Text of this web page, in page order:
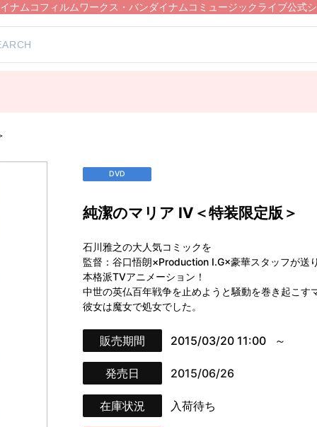
ナムコフィルムワークス・バンダイナムコミュージックライブ公式
DVD
純潔のマリア Ⅳ＜特装限定版＞
石川雅之の大人気コミックを
監督：谷口悟朗×Production I.G×豪華スタッフが送
本格派TVアニメーション！
中世の英仏百年戦争を止めようと騒動を巻き起こす
彼女は魔女で処女でした。
販売期間 2015/03/20 11:00
発売日 2015/06/26
在庫状況 入荷待ち